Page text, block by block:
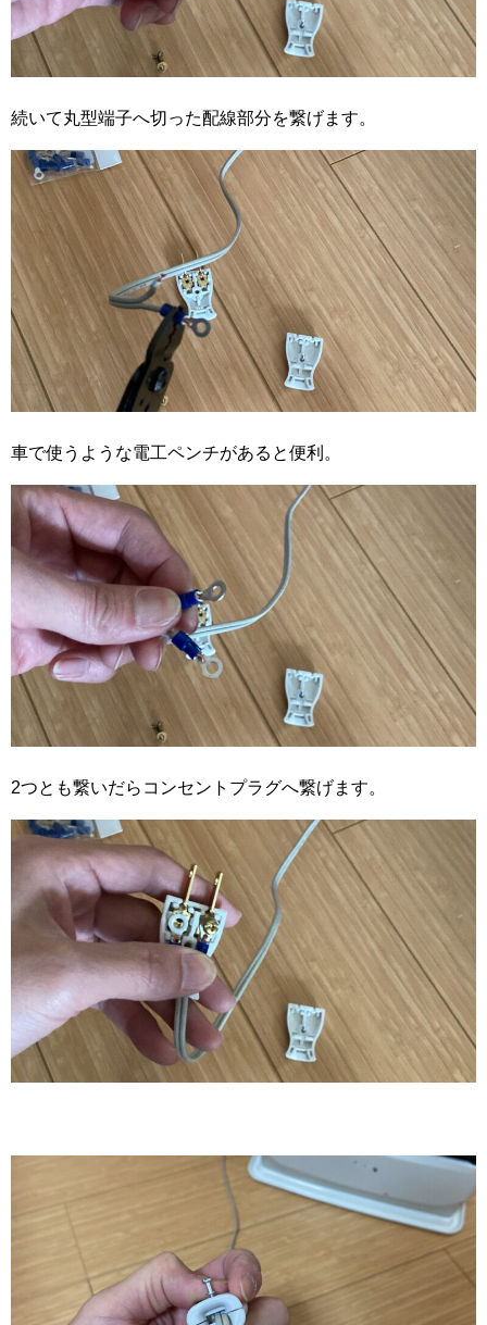
続いて丸型端子へ切った配線部分を繋げます。
車で使うような電工ペンチがあると便利。
2つとも繋いだらコンセントプラグへ繋げます。